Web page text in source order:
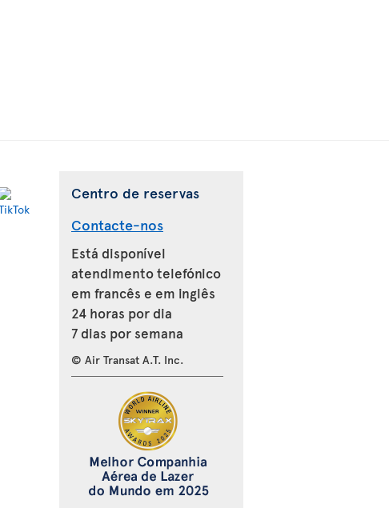
Centro de reservas
Contacte-nos
Está disponível
atendimento telefónico
em francês e em inglês
24 horas por dia
7 dias por semana
© Air Transat A.T. Inc.